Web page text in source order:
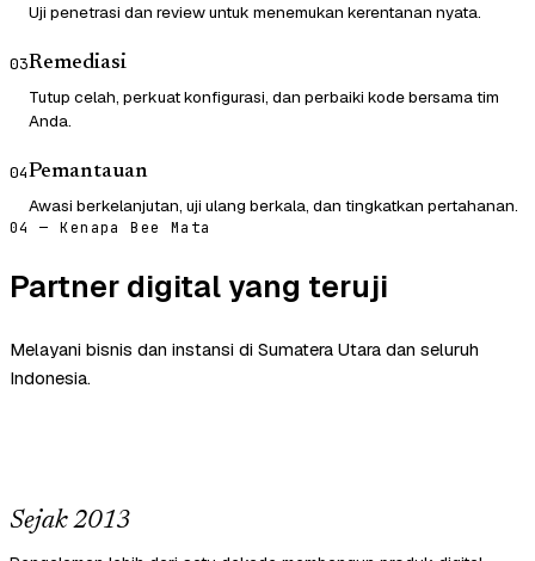
Uji penetrasi dan review untuk menemukan kerentanan nyata.
03Remediasi
Tutup celah, perkuat konfigurasi, dan perbaiki kode bersama tim
Anda.
04Pemantauan
Awasi berkelanjutan, uji ulang berkala, dan tingkatkan pertahanan.
04 — Kenapa Bee Mata
Partner digital yang teruji
Melayani bisnis dan instansi di Sumatera Utara dan seluruh
Indonesia.
Sejak 2013